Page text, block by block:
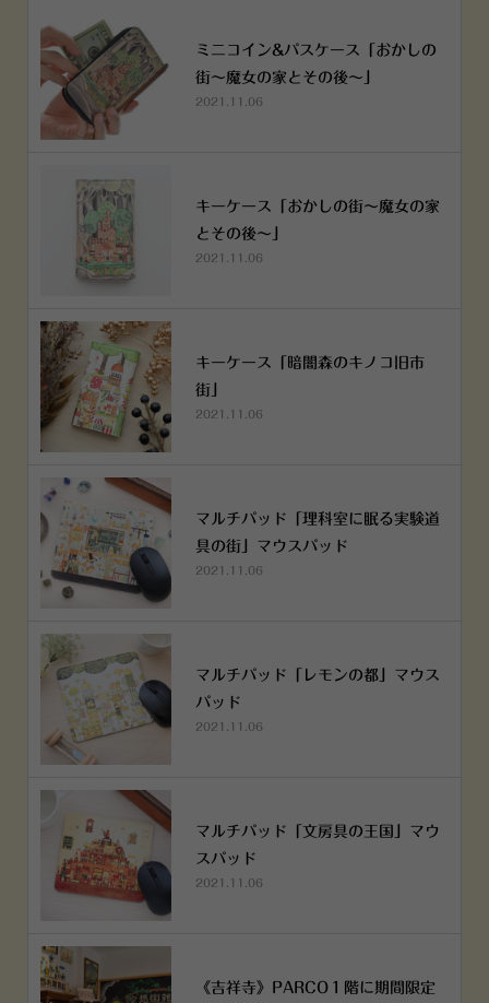
ミニコイン&パスケース「おかしの
街～魔女の家とその後～」
2021.11.06
キーケース「おかしの街～魔女の家
とその後～」
2021.11.06
キーケース「暗闇森のキノコ旧市
街」
2021.11.06
マルチパッド「理科室に眠る実験道
具の街」マウスパッド
2021.11.06
マルチパッド「レモンの都」マウス
パッド
2021.11.06
マルチパッド「文房具の王国」マウ
スパッド
2021.11.06
《吉祥寺》PARCO１階に期間限定